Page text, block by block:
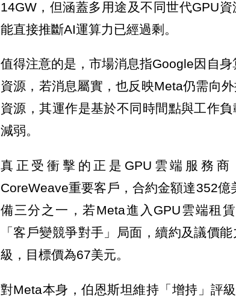
14GW，但涵蓋多用途及不同世代GPU
能直接推斷AI運算力已經過剩。
值得注意的是，市場消息指Google因自
資源，若消息屬實，也反映Meta仍需向
資源，其運作是基於不同時間點與工作
減弱。
真正受衝擊的正是GPU雲端服務
CoreWeave重要客戶，合約金額達352
備三分之一，若Meta進入GPU雲端租
「客戶變競爭對手」局面，續約及議價
級，目標價為67美元。
對Meta本身，伯恩斯坦維持「增持」評